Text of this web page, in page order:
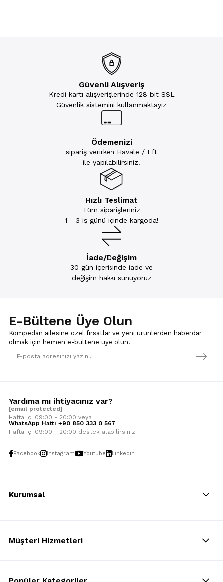
Güvenli Alışveriş
Kredi kartı alışverişlerinde 128 bit SSL
Güvenlik sistemini kullanmaktayız
Ödemenizi
sipariş verirken Havale / Eft
ile yapılabilirsiniz.
Hızlı Teslimat
Tüm siparişleriniz
1 - 3 iş günü içinde kargoda!
İade/Değişim
30 gün içerisinde iade ve
değişim hakkı sunuyoruz
E-Bültene Üye Olun
Kompedan ailesine özel fırsatlar ve yeni ürünlerden haberdar
olmak için hemen e-bültene üye olun!
Yardıma mı ihtiyacınız var?
[email protected]
Hafta içi 09:00 - 20:00 veya
WhatsApp Hattı +90 850 333 0 567
Hafta içi 09:00 - 20:00 destek alabilirsiniz
Facebook Instagram Youtube Linkedin
Kurumsal
Müşteri Hizmetleri